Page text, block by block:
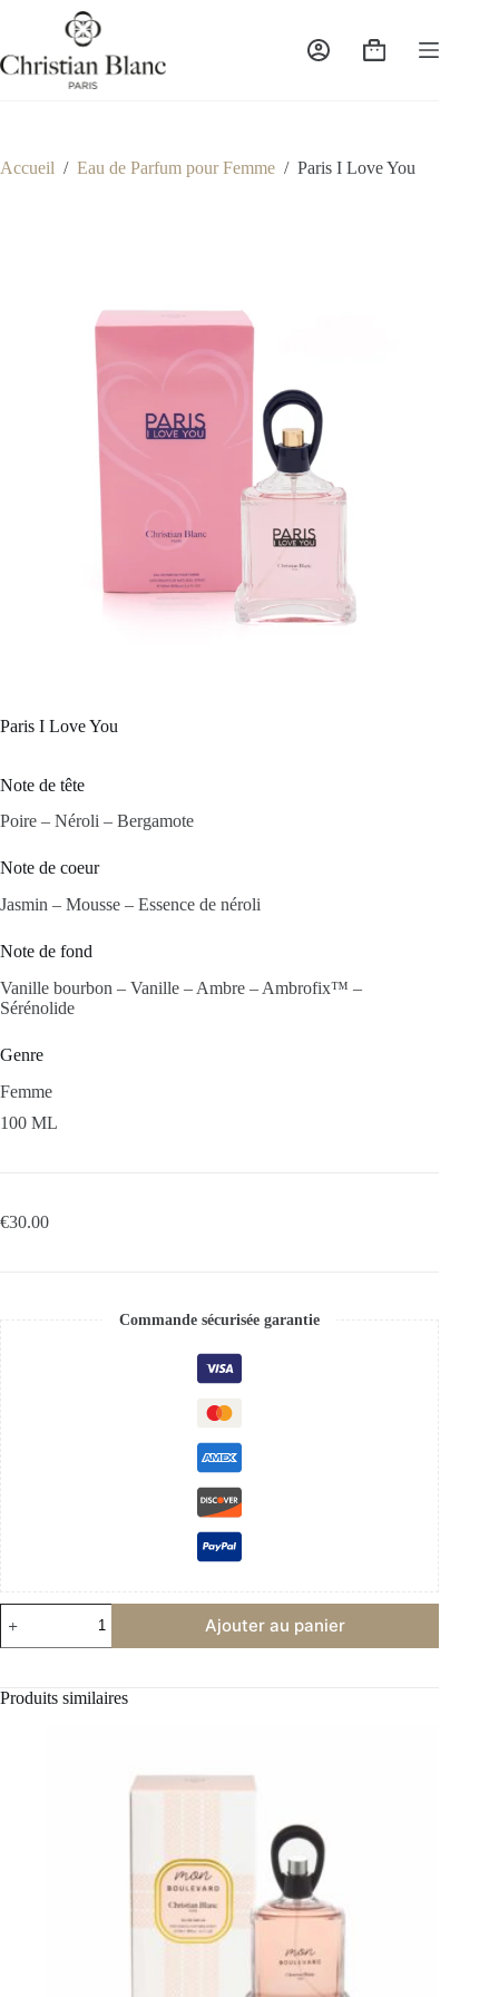
Panier
Accueil / Eau de Parfum pour Femme / Paris I Love You
Paris I Love You
Note de tête
Poire – Néroli – Bergamote
Note de coeur
Jasmin – Mousse – Essence de néroli
Note de fond
Vanille bourbon – Vanille – Ambre – Ambrofix™ –
Sérénolide
Genre
Femme
100 ML
€30.00
Commande sécurisée garantie
de
Paris
You
Ajouter au panier
Produits similaires